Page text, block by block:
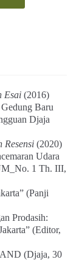
Esai(2016)
Baru
Djaja
Resensi(2020)
Udara
1 Th. III,
(Panji
Prodasih:
(Editor,
(Djaja, 30